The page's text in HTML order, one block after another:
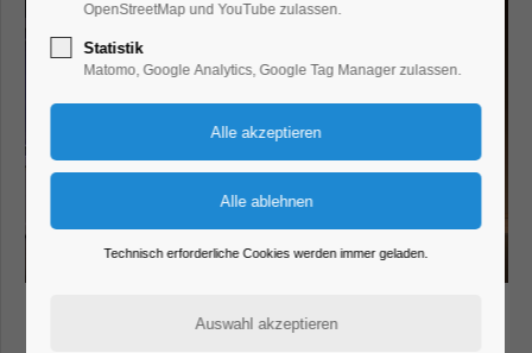
OpenStreetMap und YouTube zulassen.
Statistik
Matomo, Google Analytics, Google Tag Manager zulassen.
Technisch erforderliche Cookies werden immer geladen.